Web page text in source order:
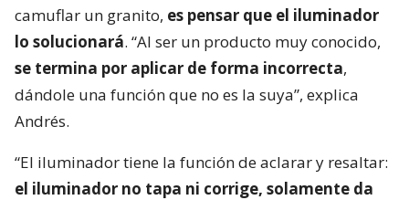
camuflar un granito, es pensar que el iluminador
lo solucionará. “Al ser un producto muy conocido,
se termina por aplicar de forma incorrecta,
dándole una función que no es la suya”, explica
Andrés.
“El iluminador tiene la función de aclarar y resaltar:
el iluminador no tapa ni corrige, solamente da